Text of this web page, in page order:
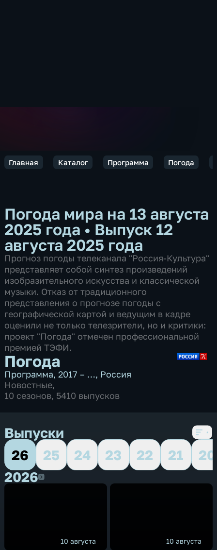
Главная Каталог Программа Погода
Погода мира на 13 августа
2025 года • Выпуск 12
августа 2025 года
Прогноз погоды телеканала "Россия-Культура"
представляет собой синтез произведений
изобразительного искусства и классической
музыки. Отказ от традиционного
представления о прогнозе погоды с
географической картой и ведущим в кадре
оценили не только телезрители, но и критики:
проект "Погода" отмечен профессиональной
премией ТЭФИ.
Погода
Программа,2017 – …, Россия
Новостные,
10 сезонов, 5410 выпусков
Выпуски
26
25 24 23 22 21
20
20262026
10 августа 10 августа